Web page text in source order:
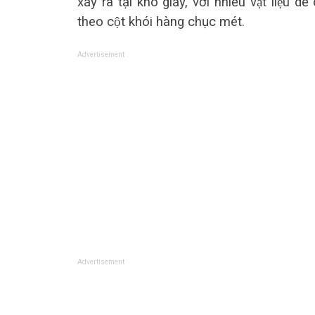
theo cột khói hàng chục mét.
Advertisement
Advertisement